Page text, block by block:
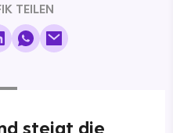
TEILEN
steigt die